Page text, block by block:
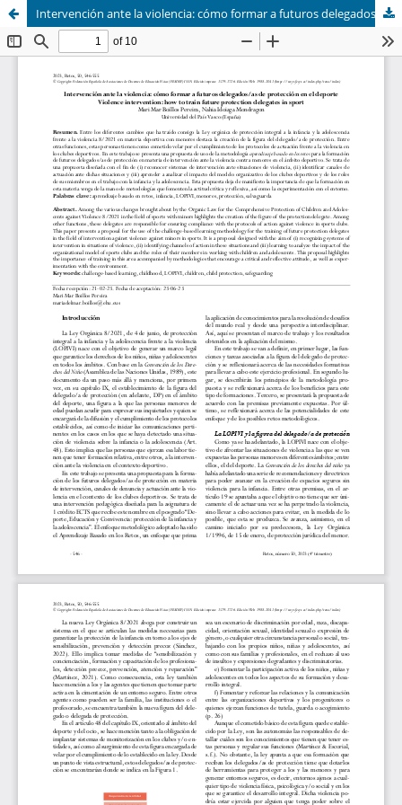
Intervención ante la violencia: cómo formar a futuros delegados/as de protección en el deporte (Violence intervention: how to train future protection delegates in sport)